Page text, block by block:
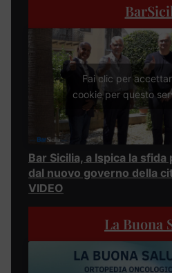
Fai clic per
cookie per questo
Bar Sicilia, a Ispica la
dal nuovo governo della
VIDEO
La Buona